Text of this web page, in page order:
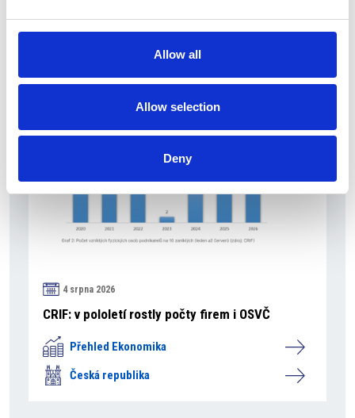
Allow all
Allow selection
Deny
4 srpna 2026
CRIF: v pololetí rostly počty firem i OSVČ
Přehled Ekonomika
Česká republika